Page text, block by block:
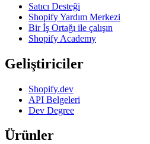
Satıcı Desteği
Shopify Yardım Merkezi
Bir İş Ortağı ile çalışın
Shopify Academy
Geliştiriciler
Shopify.dev
API Belgeleri
Dev Degree
Ürünler